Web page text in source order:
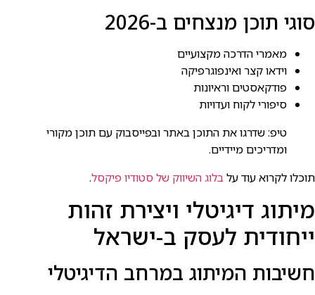
סוגי תוכן מנצחים ב-2026
מאמרי הדרכה מקצועיים
וידאו קצר ואינפוגרפיקה
פודקאסטים וראיונות
סיפורי לקוח ועדויות
טיפ: שדרגו את התוכן באתר ובפייסבוק עם תוכן מקורי
ומדריכים מיידיים.
תוכלו לקרוא עוד עלבלוג השיווק של סטודיו פיקסל.
מיתוג דיגיטלי ויצירת זהות
ייחודית לעסק ב-ישראל
חשיבות המיתוג במרחב הדיגיטלי